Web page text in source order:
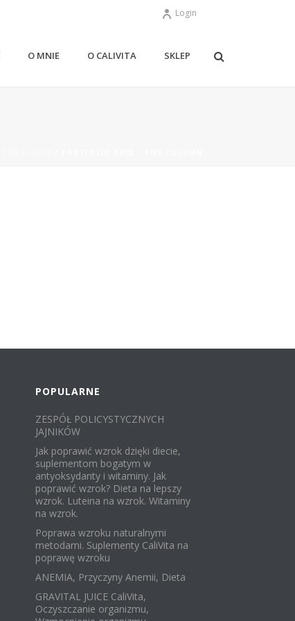
Login
O MNIE O CALIVITA SKLEP
POPULARNE
ZESPÓŁ POLICYSTYCZNYCH
JAJNIKÓW
Jak poprawić wzrok dzięki diecie,
suplementom bogatym w
antyoksydanty i witaminy. Jak
poprawić wzrok? Dieta na lepszy
wzrok. Luteina na wzrok. Witaminy
na wzrok.
Poprawa wzroku naturalnymi
metodami. Suplementy CaliVita na
poprawę wzroku
ANEMIA, Przyczyny Anemii, Dieta
GRAVITAL JUICE CaliVita,
Oczyszczanie organizmu,